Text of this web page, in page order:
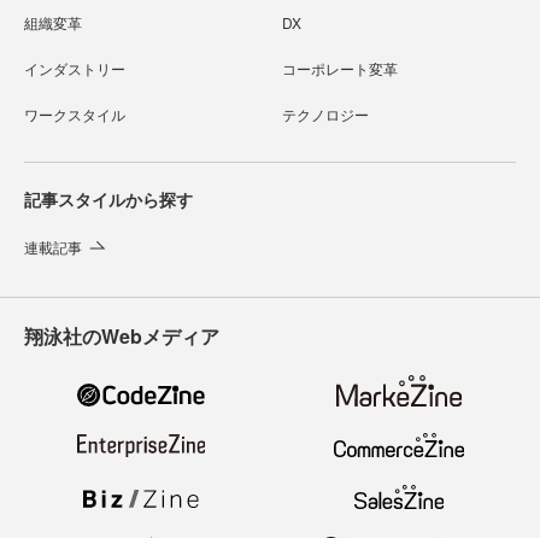
組織変革 DX
インダストリー コーポレート変革
ワークスタイル テクノロジー
記事スタイルから探す
連載記事
翔泳社のWebメディア